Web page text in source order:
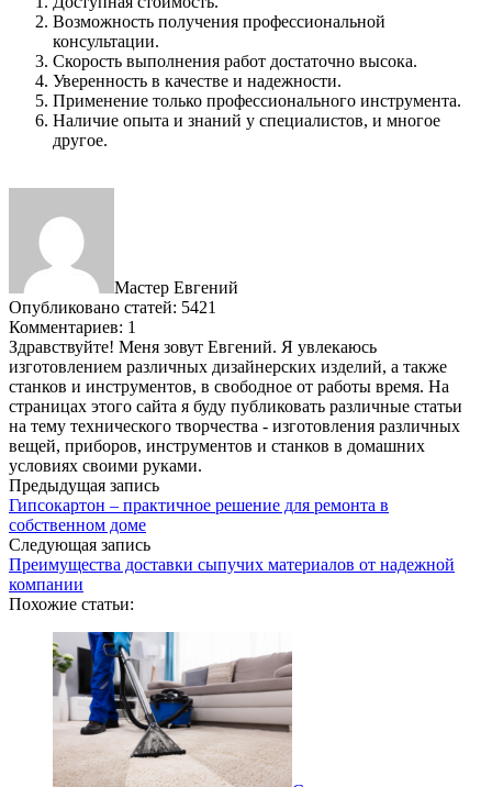
Возможность получения профессиональной
консультации.
Скорость выполнения работ достаточно высока.
Уверенность в качестве и надежности.
Применение только профессионального инструмента.
Наличие опыта и знаний у специалистов, и многое
другое.
Мастер Евгений
Опубликовано статей: 5421
Комментариев: 1
Здравствуйте! Меня зовут Евгений. Я увлекаюсь
изготовлением различных дизайнерских изделий, а также
станков и инструментов, в свободное от работы время. На
страницах этого сайта я буду публиковать различные статьи
на тему технического творчества - изготовления различных
вещей, приборов, инструментов и станков в домашних
условиях своими руками.
Предыдущая запись
Гипсокартон – практичное решение для ремонта в
собственном доме
Следующая запись
Преимущества доставки сыпучих материалов от надежной
компании
Похожие статьи: